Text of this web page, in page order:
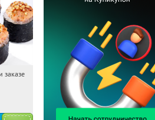
108
заказе